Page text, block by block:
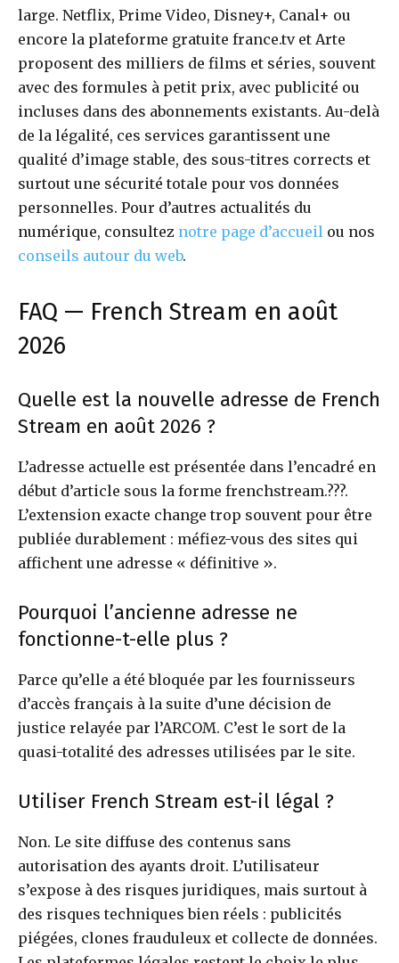
large. Netflix, Prime Video, Disney+, Canal+ ou
encore la plateforme gratuite france.tv et Arte
proposent des milliers de films et séries, souvent
avec des formules à petit prix, avec publicité ou
incluses dans des abonnements existants. Au-delà
de la légalité, ces services garantissent une
qualité d’image stable, des sous-titres corrects et
surtout une sécurité totale pour vos données
personnelles. Pour d’autres actualités du
numérique, consultez notre page d’accueil ou nos
conseils autour du web.
FAQ — French Stream en août
2026
Quelle est la nouvelle adresse de French
Stream en août 2026 ?
L’adresse actuelle est présentée dans l’encadré en
début d’article sous la forme frenchstream.???.
L’extension exacte change trop souvent pour être
publiée durablement : méfiez-vous des sites qui
affichent une adresse « définitive ».
Pourquoi l’ancienne adresse ne
fonctionne-t-elle plus ?
Parce qu’elle a été bloquée par les fournisseurs
d’accès français à la suite d’une décision de
justice relayée par l’ARCOM. C’est le sort de la
quasi-totalité des adresses utilisées par le site.
Utiliser French Stream est-il légal ?
Non. Le site diffuse des contenus sans
autorisation des ayants droit. L’utilisateur
s’expose à des risques juridiques, mais surtout à
des risques techniques bien réels : publicités
piégées, clones frauduleux et collecte de données.